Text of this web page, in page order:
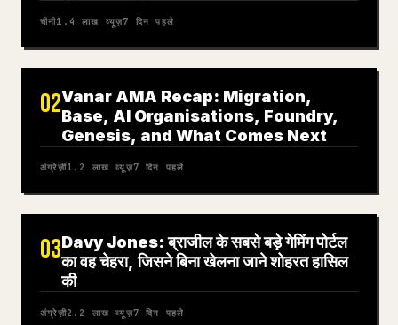
चीनी1.4 लाख व्यूज़7 दिन पहले
02Vanar AMA Recap: Migration,
Base, AI Organisations, Foundry,
Genesis, and What Comes Next
अंग्रेज़ी1.2 लाख व्यूज़7 दिन पहले
03Davy Jones: ब्राजील के सबसे बड़े गेमिंग पोर्टल
का वह चेहरा, जिसने बिना खेलना जाने शोहरत हासिल
की
अंग्रेज़ी2.2 लाख व्यूज़7 दिन पहले